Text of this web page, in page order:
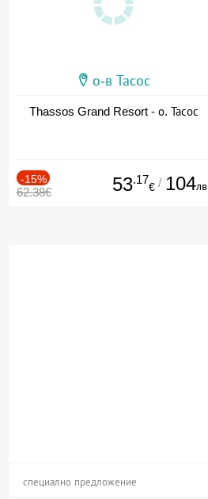
о-в Тасос
Thassos Grand Resort - о. Тасос
-15%
62.38€ 53.17
€ / 104лв.
специално предложение